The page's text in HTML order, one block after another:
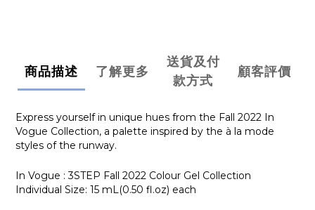
商品描述 了解更多
送貨及付
款方式
顧客評價
Express yourself in unique hues from the Fall 2022 In
Vogue Collection, a palette inspired by the à la mode
styles of the runway.
In Vogue : 3STEP Fall 2022 Colour Gel Collection
Individual Size: 15 mL(0.50 fl.oz) each